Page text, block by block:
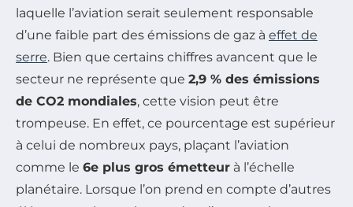
laquelle l’aviation serait seulement responsable
d’une faible part des émissions de gaz à effet de
serre. Bien que certains chiffres avancent que le
secteur ne représente que 2,9 % des émissions
de CO2 mondiales, cette vision peut être
trompeuse. En effet, ce pourcentage est supérieur
à celui de nombreux pays, plaçant l’aviation
comme le 6e plus gros émetteur à l’échelle
planétaire. Lorsque l’on prend en compte d’autres